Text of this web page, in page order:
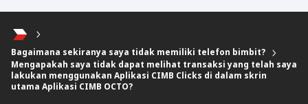
Bagaimana sekiranya saya tidak memiliki telefon bimbit?
Mengapakah saya tidak dapat melihat transaksi yang telah saya
lakukan menggunakan Aplikasi CIMB Clicks di dalam skrin
utama Aplikasi CIMB OCTO?